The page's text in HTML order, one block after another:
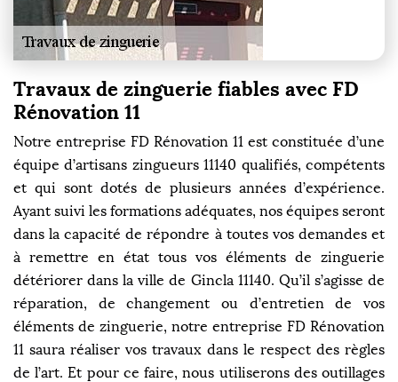
Travaux de zinguerie fiables avec FD
Rénovation 11
Notre entreprise FD Rénovation 11 est constituée d’une
équipe d’artisans zingueurs 11140 qualifiés, compétents
et qui sont dotés de plusieurs années d’expérience.
Ayant suivi les formations adéquates, nos équipes seront
dans la capacité de répondre à toutes vos demandes et
à remettre en état tous vos éléments de zinguerie
détériorer dans la ville de Gincla 11140. Qu’il s’agisse de
réparation, de changement ou d’entretien de vos
éléments de zinguerie, notre entreprise FD Rénovation
11 saura réaliser vos travaux dans le respect des règles
de l’art. Et pour ce faire, nous utiliserons des outillages